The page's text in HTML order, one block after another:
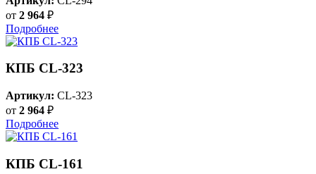
от 2 964 ₽
Подробнее
КПБ CL-323
Артикул: CL-323
от 2 964 ₽
Подробнее
КПБ CL-161